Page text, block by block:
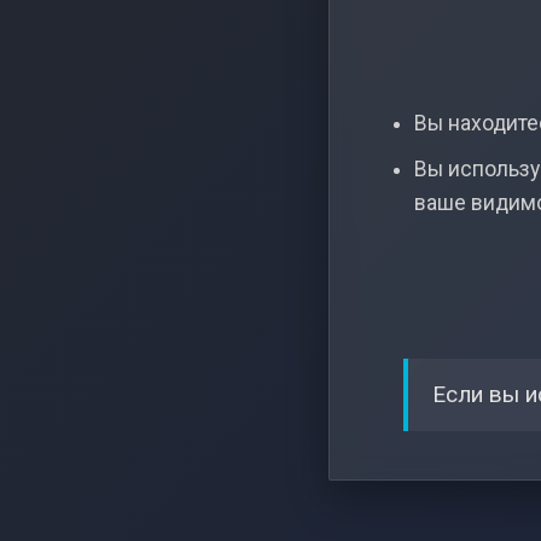
Вы
Вы
ваше
Если вы